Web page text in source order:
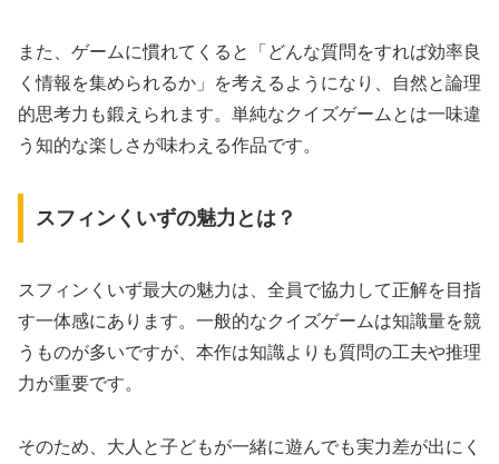
また、ゲームに慣れてくると「どんな質問をすれば効率良
く情報を集められるか」を考えるようになり、自然と論理
的思考力も鍛えられます。単純なクイズゲームとは一味違
う知的な楽しさが味わえる作品です。
スフィンくいずの魅力とは？
スフィンくいず最大の魅力は、全員で協力して正解を目指
す一体感にあります。一般的なクイズゲームは知識量を競
うものが多いですが、本作は知識よりも質問の工夫や推理
力が重要です。
そのため、大人と子どもが一緒に遊んでも実力差が出にく